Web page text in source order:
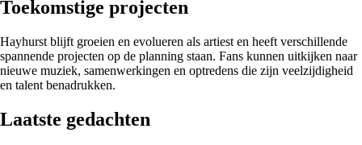
Toekomstige projecten
Hayhurst blijft groeien en evolueren als artiest en heeft verschillende
spannende projecten op de planning staan. Fans kunnen uitkijken naar
nieuwe muziek, samenwerkingen en optredens die zijn veelzijdigheid
en talent benadrukken.
Laatste gedachten